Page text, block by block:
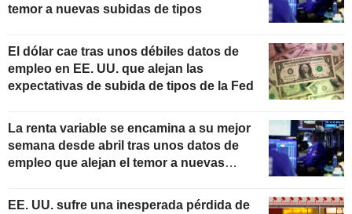
temor a nuevas subidas de tipos
El dólar cae tras unos débiles datos de
empleo en EE. UU. que alejan las
expectativas de subida de tipos de la Fed
La renta variable se encamina a su mejor
semana desde abril tras unos datos de
empleo que alejan el temor a nuevas
EE. UU. sufre una inesperada pérdida de